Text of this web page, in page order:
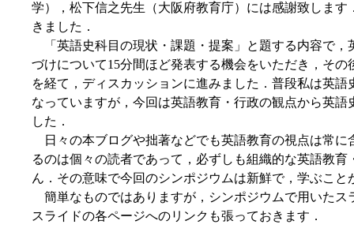
学），松下信之先生（大阪府教育庁）には感謝致しま
きました．
「英語史科目の現状・課題・提案」と題する内容で，
づけについて15分間ほど発表する機会をいただき，そ
を経て，ディスカッションに進みました．普段私は英
なっていますが，今回は英語教育・行政の観点から英
した．
日々の本ブログや拙著などでも英語教育の視点は常に
るのは個々の読者であって，必ずしも組織的な英語教
ん．その意味で今回のシンポジウムは新鮮で，学ぶこと
簡単なものではありますが，シンポジウムで用いたス
スライドの各ページへのリンクも張っておきます．